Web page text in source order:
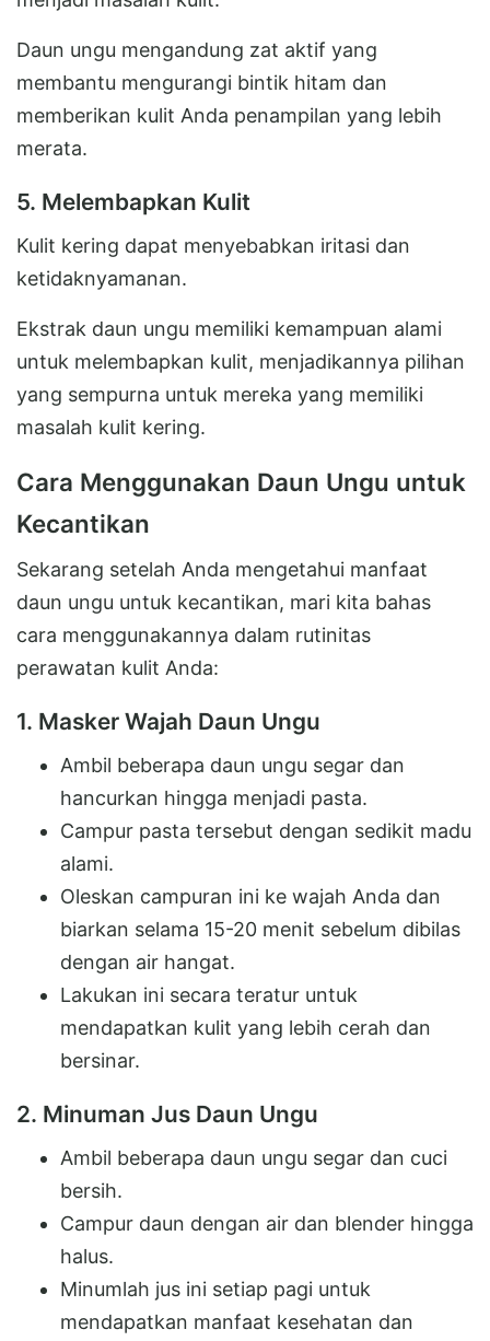
Daun ungu mengandung zat aktif yang
membantu mengurangi bintik hitam dan
memberikan kulit Anda penampilan yang lebih
merata.
5. Melembapkan Kulit
Kulit kering dapat menyebabkan iritasi dan
ketidaknyamanan.
Ekstrak daun ungu memiliki kemampuan alami
untuk melembapkan kulit, menjadikannya pilihan
yang sempurna untuk mereka yang memiliki
masalah kulit kering.
Cara Menggunakan Daun Ungu untuk
Kecantikan
Sekarang setelah Anda mengetahui manfaat
daun ungu untuk kecantikan, mari kita bahas
cara menggunakannya dalam rutinitas
perawatan kulit Anda:
1. Masker Wajah Daun Ungu
Ambil beberapa daun ungu segar dan
hancurkan hingga menjadi pasta.
Campur pasta tersebut dengan sedikit madu
alami.
Oleskan campuran ini ke wajah Anda dan
biarkan selama 15-20 menit sebelum dibilas
dengan air hangat.
Lakukan ini secara teratur untuk
mendapatkan kulit yang lebih cerah dan
bersinar.
2. Minuman Jus Daun Ungu
Ambil beberapa daun ungu segar dan cuci
bersih.
Campur daun dengan air dan blender hingga
halus.
Minumlah jus ini setiap pagi untuk
mendapatkan manfaat kesehatan dan